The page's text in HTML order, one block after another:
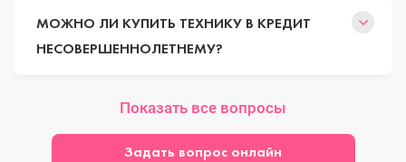
МОЖНО ЛИ КУПИТЬ ТЕХНИКУ В КРЕДИТ
НЕСОВЕРШЕННОЛЕТНЕМУ?
Показать все вопросы
Задать вопрос онлайн